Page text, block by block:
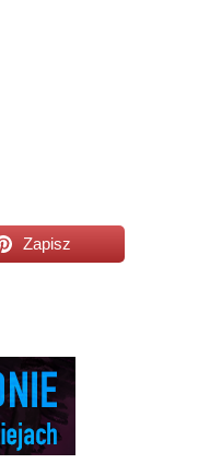
Zapisz